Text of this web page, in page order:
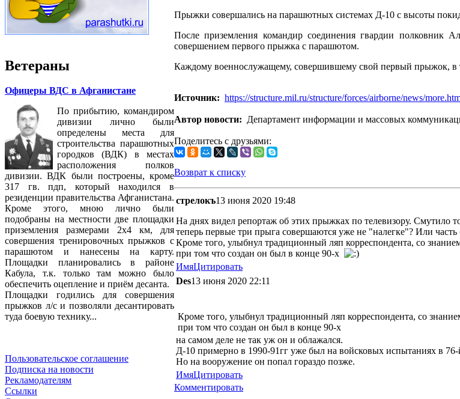
Ветераны
Офицеры ВДС в Афганистане
По прибытию, командиром
дивизии лично были
определены места для
строительства парашютных
городков (ВДК) в местах
расположения полков
дивизии. ВДК были построены, кроме
317 гв. пдп, который находился в
резиденции правительства Афганистана.
Кроме этого, мною лично были
подобраны на местности две площадки
приземления размерами 2х4 км, для
совершения тренировочных прыжков с
парашютом и нанесены на карту.
Площадки планировались в районе
Кабула, т.к. только там можно было
обеспечить оцепление и приём десанта.
Площадки годились для совершения
прыжков л/с и позволяли десантировать
туда боевую технику...
Пользовательское соглашение
Подписка на новости
Рекламодателям
Ссылки
Прыжки совершались на парашютных системах Д-10 с высоты
После приземления командир соединения гвардии полковник
совершением первого прыжка с парашютом.
Каждому военнослужащему, совершившему свой первый прыжок, в
Источник: https://structure.mil.ru/structure/forces/airborne/news/
Автор новости: Департамент информации и массовых
Поделитесь с друзьями:
Возврат к списку
стрелокъ13 июня 2020 19:48
На днях видел репортаж об этих прыжках по телевизору. Смутило
теперь первые три прыга совершаются уже не "налегке"? Или
Кроме того, улыбнул традиционный ляп корреспондента, со
при том что создан он был в конце 90-х
ИмяЦитировать
Des13 июня 2020 22:11
Кроме того, улыбнул традиционный ляп корреспондента, со
при том что создан он был в конце 90-х
на самом деле не так уж он и облажался.
Д-10 примерно в 1990-91гг уже был на войсковых испытаниях в
Но на вооружение он попал гораздо позже.
ИмяЦитировать
Комментировать